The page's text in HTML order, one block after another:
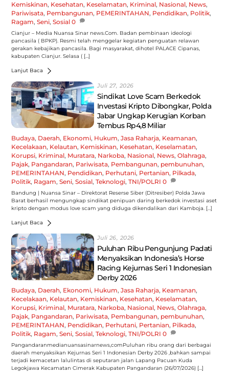
Kemiskinan, Kesehatan, Keselamatan, Kriminal, Nasional, News,
Pariwisata, Pembangunan, PEMERINTAHAN, Pendidikan, Politik,
Ragam,Seni,Sosial 0
Cianjur – Media Nuansa Sinar news.Com. Badan pembinaan ideologi
pancasila ( BPKP). Resmi telah menggelar kegiatan penguatan relawan
gerakan kebajikan pancasila. Bagi masyarakat, dihotel PALACE Cipanas,
kabupaten Cianjur. Selasa ( […]
Lanjut Baca
Juli 27, 2026
Sindikat Love Scam Berkedok
Investasi Kripto Dibongkar, Polda
Jabar Ungkap Kerugian Korban
Tembus Rp4,8 Miliar
Budaya, Daerah, Ekonomi, Hukum,Jasa Raharja, Keamanan,
Kecelakaan, Kelautan, Kemiskinan, Kesehatan, Keselamatan,
Korupsi, Kriminal, Muratara, Narkoba, Nasional, News,Olahraga,
Pajak, Pangandaran, Pariwisata, Pembangunan, pembunuhan,
PEMERINTAHAN, Pendidikan, Perhutani, Pertanian, Pilkada,
Politik, Ragam,Seni,Sosial,Teknologi,TNI/POLRI 0
Bandung | Nuansa Sinar – Direktorat Reserse Siber (Ditresiber) Polda Jawa
Barat berhasil mengungkap sindikat penipuan daring berkedok investasi aset
kripto dengan modus love scam yang diduga dikendalikan dari Kamboja. […]
Lanjut Baca
Juli 26, 2026
Puluhan Ribu Pengunjung Padati
Menyaksikan Indonesia’s Horse
Racing Kejurnas Seri 1 Indonesian
Derby 2026
Budaya, Daerah, Ekonomi, Hukum,Jasa Raharja, Keamanan,
Kecelakaan, Kelautan, Kemiskinan, Kesehatan, Keselamatan,
Korupsi, Kriminal, Muratara, Narkoba, Nasional, News,Olahraga,
Pajak, Pangandaran, Pariwisata, Pembangunan, pembunuhan,
PEMERINTAHAN, Pendidikan, Perhutani, Pertanian, Pilkada,
Politik, Ragam,Seni,Sosial,Teknologi,TNI/POLRI 0
Pangandaranmedianuansasinarnews,comPuluhan ribu orang dari berbagai
daerah menyaksikan Kejurnas Seri 1 Indonesian Derby 2026 ,bahkan sampai
terjadi kemacetan lalulintas di seputaran jalan Lapang Pacuan Kuda
Legokjawa Kecamatan Cimerak Kabupaten Pangandaran (26/07/2026) […]